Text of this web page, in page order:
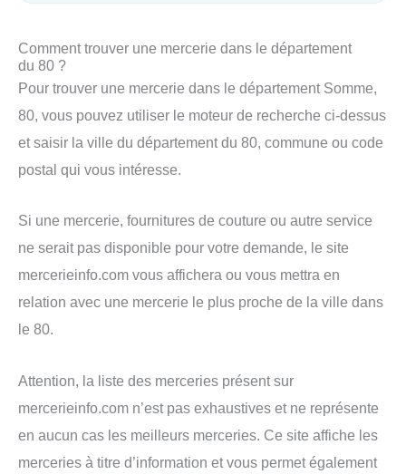
Comment trouver une mercerie dans le département
du 80 ?
Pour trouver une mercerie dans le département Somme,
80, vous pouvez utiliser le moteur de recherche ci-dessus
et saisir la ville du département du 80, commune ou code
postal qui vous intéresse.
Si une mercerie, fournitures de couture ou autre service
ne serait pas disponible pour votre demande, le site
mercerieinfo.com vous affichera ou vous mettra en
relation avec une mercerie le plus proche de la ville dans
le 80.
Attention, la liste des merceries présent sur
mercerieinfo.com n’est pas exhaustives et ne représente
en aucun cas les meilleurs merceries. Ce site affiche les
merceries à titre d’information et vous permet également